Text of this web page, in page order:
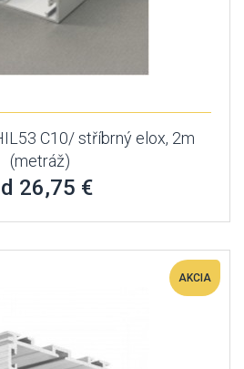
C10/ stříbrný elox, 2m
(metráž)
26,75 €
AKCIA